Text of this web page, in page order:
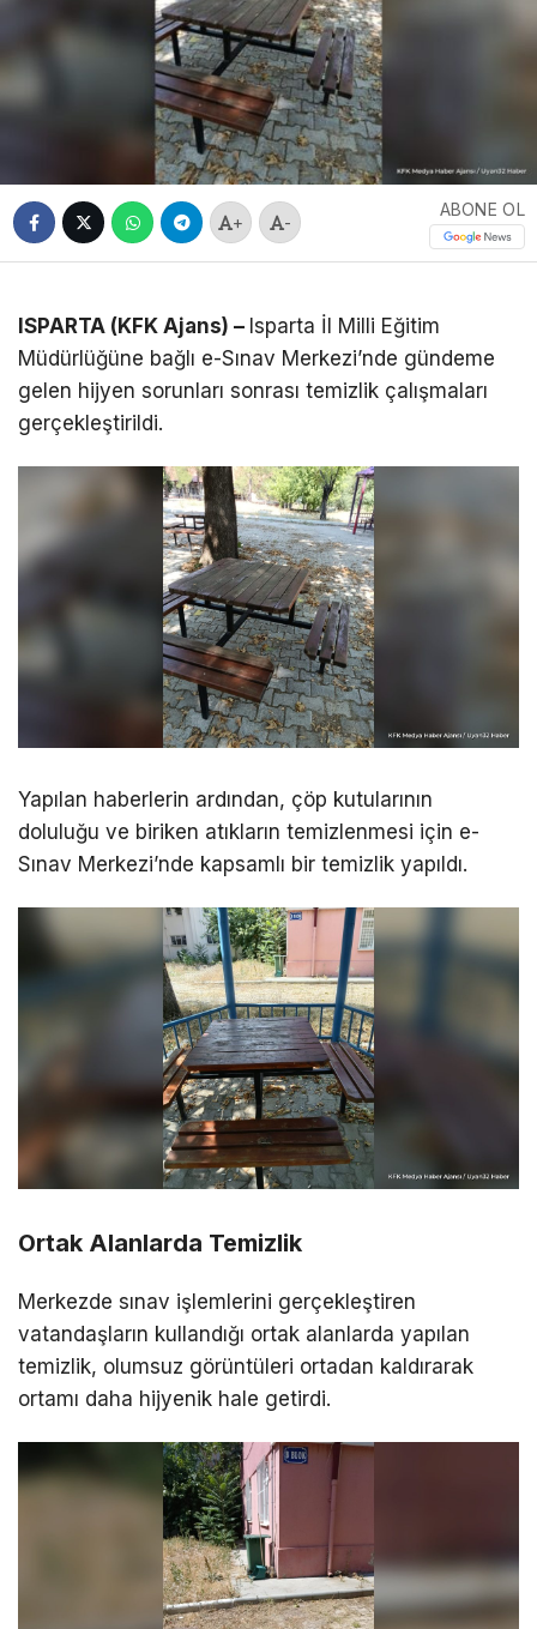
+ -
ABONE OL
ISPARTA (KFK Ajans) – Isparta İl Milli Eğitim
Müdürlüğüne bağlı e-Sınav Merkezi’nde gündeme
gelen hijyen sorunları sonrası temizlik çalışmaları
gerçekleştirildi.
Yapılan haberlerin ardından, çöp kutularının
doluluğu ve biriken atıkların temizlenmesi için e-
Sınav Merkezi’nde kapsamlı bir temizlik yapıldı.
Ortak Alanlarda Temizlik
Merkezde sınav işlemlerini gerçekleştiren
vatandaşların kullandığı ortak alanlarda yapılan
temizlik, olumsuz görüntüleri ortadan kaldırarak
ortamı daha hijyenik hale getirdi.